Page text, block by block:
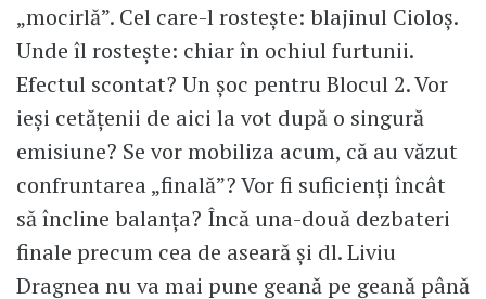
„mocirlă”. Cel care-l rostește: blajinul Cioloș.
Unde îl rostește: chiar în ochiul furtunii.
Efectul scontat? Un șoc pentru Blocul 2. Vor
ieși cetățenii de aici la vot după o singură
emisiune? Se vor mobiliza acum, că au văzut
confruntarea „finală”? Vor fi suficienți încât
să încline balanța? Încă una-două dezbateri
finale precum cea de aseară și dl. Liviu
Dragnea nu va mai pune geană pe geană până